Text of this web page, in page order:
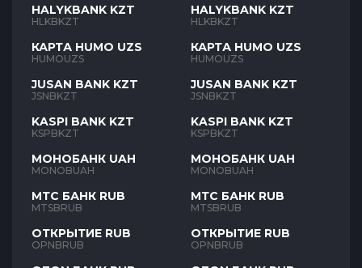
HALYKBANK KZT
HLKBKZT
КАРТА HUMO UZS
HUMOUZS
JUSAN BANK KZT
JSNBKZT
KASPI BANK KZT
KSPBKZT
МОНОБАНК UAH
MONOBUAH
МТС БАНК RUB
MTSBRUB
ОТКРЫТИЕ RUB
OPNBRUB
HALYKBANK KZT
HLKBKZT
КАРТА HUMO UZS
HUMOUZS
JUSAN BANK KZT
JSNBKZT
KASPI BANK KZT
KSPBKZT
МОНОБАНК UAH
MONOBUAH
МТС БАНК RUB
MTSBRUB
ОТКРЫТИЕ RUB
OPNBRUB